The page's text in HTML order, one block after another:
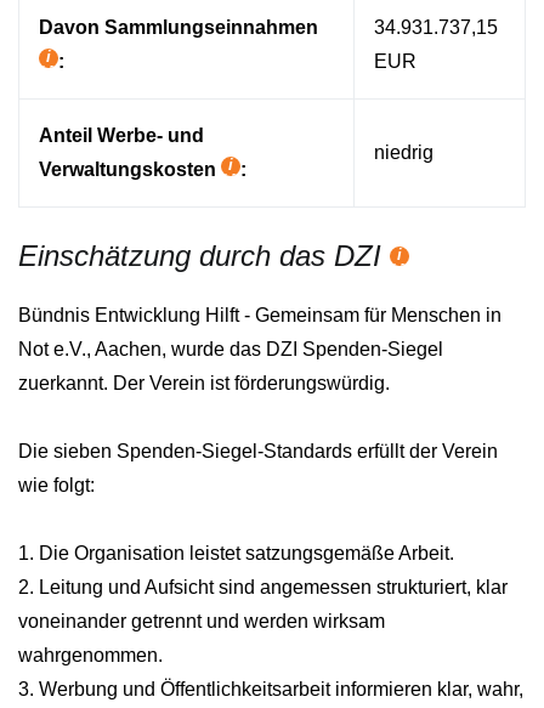
Davon Sammlungseinnahmen
Hilfetext
:
34.931.737,15
EUR
Anteil Werbe- und
Verwaltungskosten
Hilfetext
:
niedrig
Einschätzung durch das DZI Hilfetext
Bündnis Entwicklung Hilft - Gemeinsam für Menschen in
Not e.V., Aachen, wurde das DZI Spenden-Siegel
zuerkannt. Der Verein ist förderungswürdig.
Die sieben Spenden-Siegel-Standards erfüllt der Verein
wie folgt:
1. Die Organisation leistet satzungsgemäße Arbeit.
2. Leitung und Aufsicht sind angemessen strukturiert, klar
voneinander getrennt und werden wirksam
wahrgenommen.
3. Werbung und Öffentlichkeitsarbeit informieren klar, wahr,